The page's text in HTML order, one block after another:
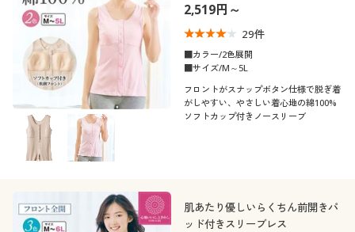
2,519円～
29件
■カラー/2色展開
■サイズ/M～5L
フロントがスナップボタン仕様で脱ぎ着
がしやすい、やさしい着心地の綿100%
ソフトカップ付きノースリーブ
肌あたり優しいらくちん前開きパ
ッド付きスリーブレス